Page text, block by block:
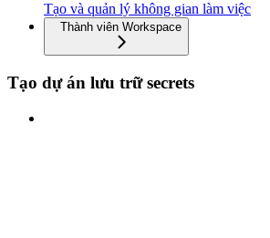
Tạo và quản lý không gian làm việc
Thành viên Workspace
Tạo dự án lưu trữ secrets